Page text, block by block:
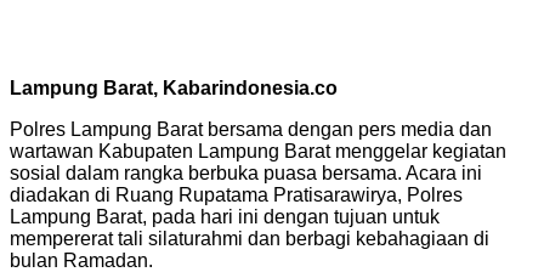
Lampung Barat, Kabarindonesia.co
Polres Lampung Barat bersama dengan pers media dan
wartawan Kabupaten Lampung Barat menggelar kegiatan
sosial dalam rangka berbuka puasa bersama. Acara ini
diadakan di Ruang Rupatama Pratisarawirya, Polres
Lampung Barat, pada hari ini dengan tujuan untuk
mempererat tali silaturahmi dan berbagi kebahagiaan di
bulan Ramadan.